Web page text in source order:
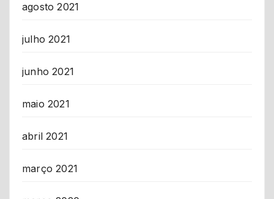
agosto 2021
julho 2021
junho 2021
maio 2021
abril 2021
março 2021